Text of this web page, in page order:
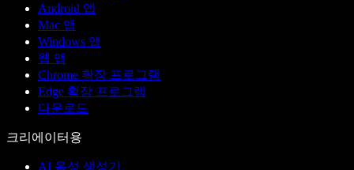
Android 앱
Mac 앱
Windows 앱
웹 앱
Chrome 확장 프로그램
Edge 확장 프로그램
다운로드
크리에이터용
AI 음성 생성기